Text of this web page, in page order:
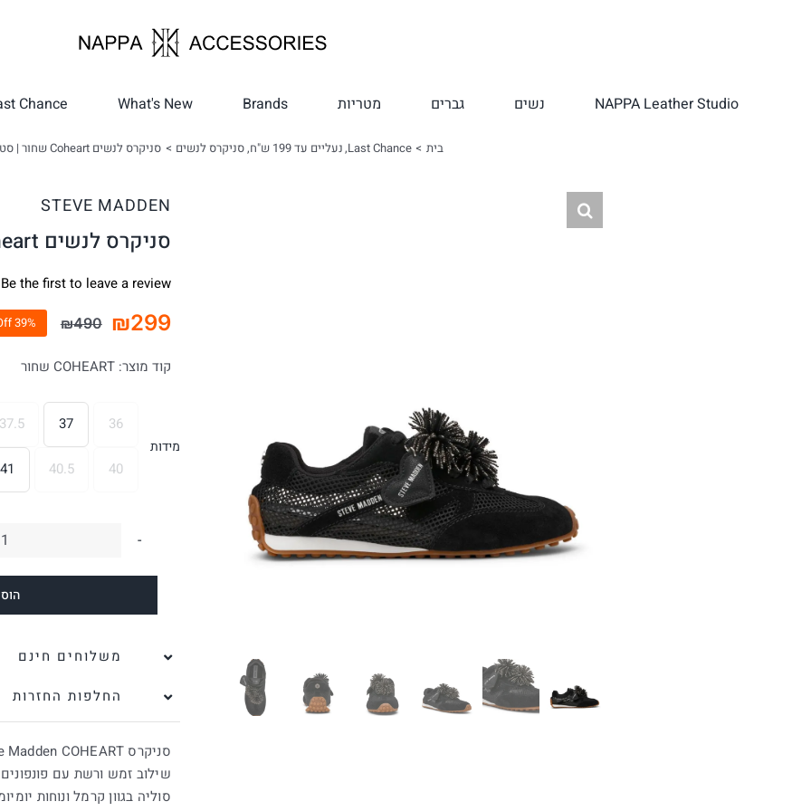
NAPPA Leather Studio נשים גברים מטריות Brands
What's New
Chance
בית Last Chance נעליים עד 199 ש"ח סניקרס לנשים סניקרס לנשים Coheart שחור | סטיב מאדן
STEVE MADDEN
סניקרס לנשים Coheart שחור | סטיב מאדן
Be the first to leave a review.
₪490
המקורי
היה:
₪490.
₪299
הנוכחי
הוא:
₪299.
39% Off
קוד מוצר:COHEART שחור
מידות
36
37
37.5
40
40.5
41
משלוחים חינם
החלפות החזרות
סניקרס Steve Madden COHEART בשחור,
שילוב זמש ורשת עם
סוליה בגוון קרמל ונוחות